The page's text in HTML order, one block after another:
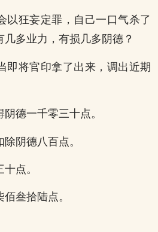
以狂妄定罪，自己一口气杀了
多业力，有损几多阴德？
即将官印拿了出来，调出近期
德一千零三十点。
阴德八百点。
点。
叁拾陆点。